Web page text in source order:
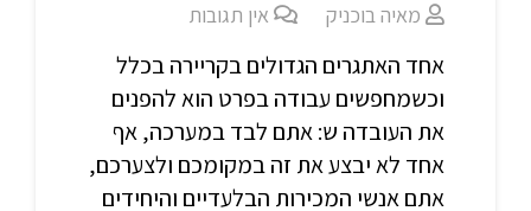
מאיה בוכניק אין תגובות
אחד האתגרים הגדולים בקריירה בכלל
וכשמחפשים עבודה בפרט הוא להפנים
את העובדה ש: אתם לבד במערכה, אף
אחד לא יבצע את זה במקומכם ולצערכם,
אתם אנשי המכירות הבלעדיים והיחידים